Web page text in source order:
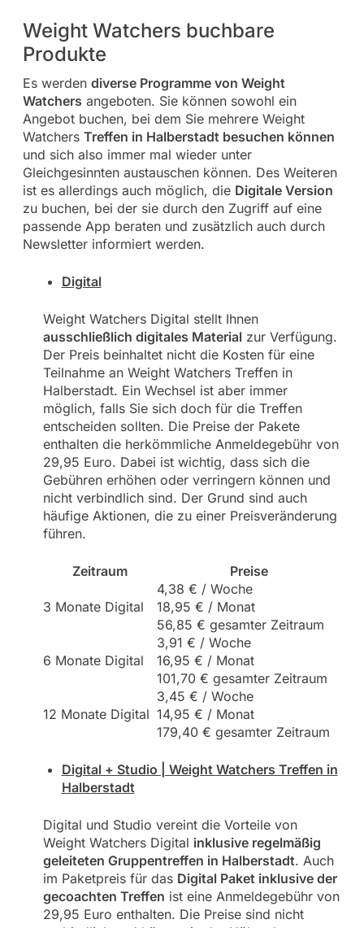
Weight Watchers buchbare
Produkte
Es werden diverse Programme von Weight
Watchers angeboten. Sie können sowohl ein
Angebot buchen, bei dem Sie mehrere Weight
Watchers Treffen in Halberstadt besuchen können
und sich also immer mal wieder unter
Gleichgesinnten austauschen können. Des Weiteren
ist es allerdings auch möglich, die Digitale Version
zu buchen, bei der sie durch den Zugriff auf eine
passende App beraten und zusätzlich auch durch
Newsletter informiert werden.
Digital
Weight Watchers Digital stellt Ihnen
ausschließlich digitales Material zur Verfügung.
Der Preis beinhaltet nicht die Kosten für eine
Teilnahme an Weight Watchers Treffen in
Halberstadt. Ein Wechsel ist aber immer
möglich, falls Sie sich doch für die Treffen
entscheiden sollten. Die Preise der Pakete
enthalten die herkömmliche Anmeldegebühr von
29,95 Euro. Dabei ist wichtig, dass sich die
Gebühren erhöhen oder verringern können und
nicht verbindlich sind. Der Grund sind auch
häufige Aktionen, die zu einer Preisveränderung
führen.
Zeitraum Preise
3 Monate Digital
4,38 € / Woche
18,95 € / Monat
56,85 € gesamter Zeitraum
6 Monate Digital
3,91 € / Woche
16,95 € / Monat
101,70 € gesamter Zeitraum
12 Monate Digital
3,45 € / Woche
14,95 € / Monat
179,40 € gesamter Zeitraum
Digital + Studio | Weight Watchers Treffen in
Halberstadt
Digital und Studio vereint die Vorteile von
Weight Watchers Digital inklusive regelmäßig
geleiteten Gruppentreffen in Halberstadt. Auch
im Paketpreis für das Digital Paket inklusive der
gecoachten Treffen ist eine Anmeldegebühr von
29,95 Euro enthalten. Die Preise sind nicht